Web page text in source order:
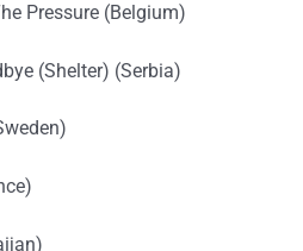
Pressure (Belgium)
(Shelter) (Serbia)